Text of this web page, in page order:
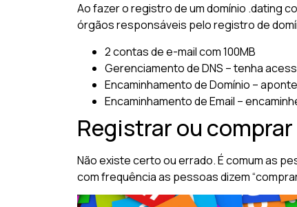
Ao fazer o registro de um domínio .dating
órgãos responsáveis pelo registro de
2 contas de e-mail com 100MB
Gerenciamento de DNS – tenha
Encaminhamento de Domínio –
Encaminhamento de Email –
Registrar ou
Não existe certo ou errado. É comum as
com frequência as pessoas dizem